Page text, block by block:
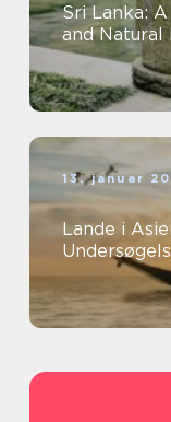
Sri Lanka:
and Natural
13. januar
Lande i